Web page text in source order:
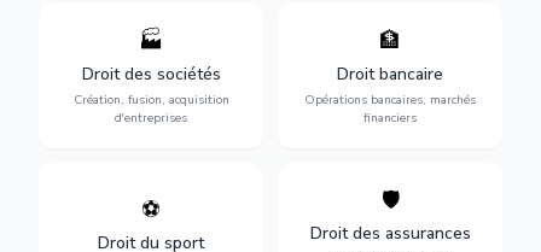
🏭
Droit des sociétés
Création, fusion, acquisition
d'entreprises
Structuration de votre
société : création, fusion-
acquisition, gouvernance et
restructuration.
🏦
Droit bancaire
Opérations bancaires, marchés
financiers
Gestion de vos opérations
financières : contentieux
bancaire, investissements et
régulation.
⚽
Droit du sport
Expertise en droit sportif :
transferts, sponsoring et
🛡️
Droit des assurances
Défense de vos intérêts :
contrats d'assurance,
sinistres et indemnisations